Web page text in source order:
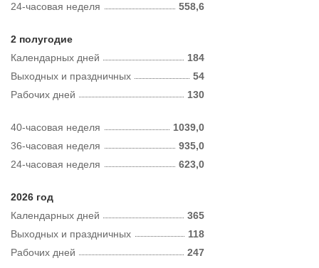
24-часовая неделя
558,6
2 полугодие
Календарных дней
184
Рабочих дней 130
Выходных и праздничных 54
40-часовая неделя
1039,0
36-часовая неделя
935,0
24-часовая неделя
623,0
2026 год
Календарных дней
365
Рабочих дней 247
Выходных и праздничных 118